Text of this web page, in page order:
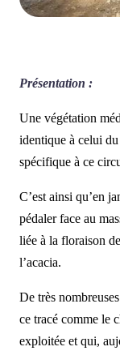
Présentation :
Une végétation
identique à celui
spécifique à ce
C’est ainsi qu’en
pédaler face au
liée à la floraison
l’acacia.
De très
ce tracé comme le
exploitée et qui,